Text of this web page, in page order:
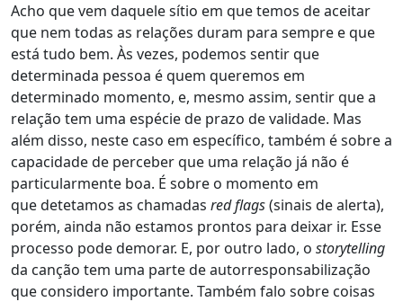
Acho que vem daquele sítio em que temos de aceitar
que nem todas as relações duram para sempre e que
está tudo bem. Às vezes, podemos sentir que
determinada pessoa é quem queremos em
determinado momento, e, mesmo assim, sentir que a
relação tem uma espécie de prazo de validade. Mas
além disso, neste caso em específico, também é sobre a
capacidade de perceber que uma relação já não é
particularmente boa. É sobre o momento em
que detetamos as chamadas red flags(sinais de alerta),
porém, ainda não estamos prontos para deixar ir. Esse
processo pode demorar. E, por outro lado, o storytelling
da canção tem uma parte de autorresponsabilização
que considero importante. Também falo sobre coisas